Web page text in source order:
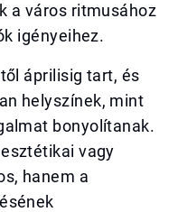
a város ritmusához
igényeihez.
áprilisig tart, és
helyszínek, mint
bonyolítanak.
vagy
hanem a